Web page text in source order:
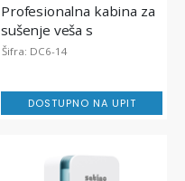
Profesionalna kabina za
sušenje veša s
toplotnom pumpom, 180
Šifra: DC6-14
DOSTUPNO NA UPIT